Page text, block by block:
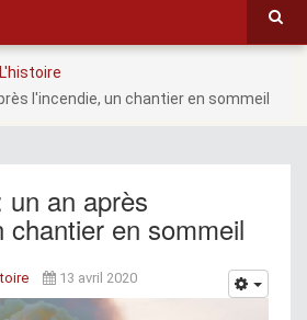
L'histoire
l'incendie, un chantier en sommeil
un an après
chantier en sommeil
13 avril 2020